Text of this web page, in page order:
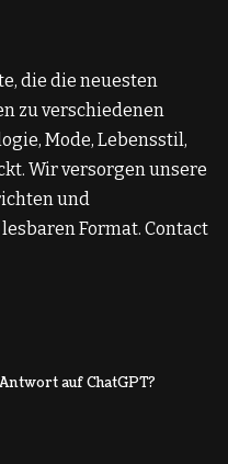
die die neuesten
zu verschiedenen
Mode, Lebensstil,
Wir versorgen unsere
und
Format. Contact
auf ChatGPT?